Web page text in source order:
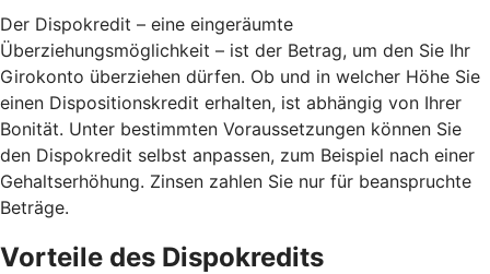
Der Dispokredit – eine eingeräumte
Überziehungsmöglichkeit – ist der Betrag, um den Sie Ihr
Girokonto überziehen dürfen. Ob und in welcher Höhe Sie
einen Dispositionskredit erhalten, ist abhängig von Ihrer
Bonität. Unter bestimmten Voraussetzungen können Sie
den Dispokredit selbst anpassen, zum Beispiel nach einer
Gehaltserhöhung. Zinsen zahlen Sie nur für beanspruchte
Beträge.
Vorteile des Dispokredits